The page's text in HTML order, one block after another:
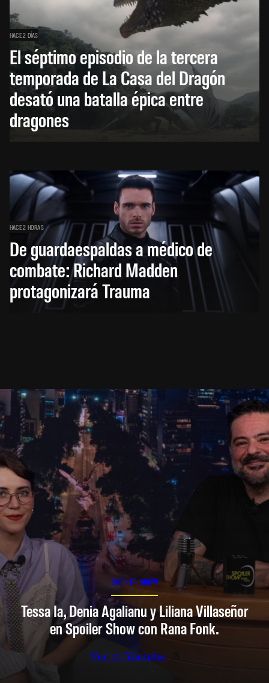
HACE 2 DÍAS
El séptimo episodio de la tercera
temporada de La Casa del Dragón
desató una batalla épica entre
dragones
HACE 2 HORAS
De guardaespaldas a médico de
combate: Richard Madden
protagonizará Trauma
SPOILER SHOW
Tessa Ia, Denia Agalianu y Liliana Villaseñor
en Spoiler Show con Rana Fonk.
Ver en Youtube